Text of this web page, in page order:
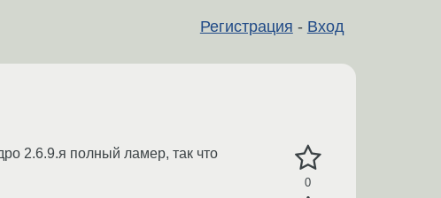
Регистрация - Вход
0
2.6.9.я полный ламер, так что